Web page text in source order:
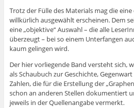
Trotz der Fülle des Materials mag die
willkürlich ausgewählt erscheinen. Dem
eine „objektive“ Auswahl – die alle
überzeugt – bei so einem Unterfangen
kaum gelingen wird.
Der hier vorliegende Band versteht sich,
als Schaubuch zur Geschichte,
Zahlen, die für die Erstellung der
schon an anderen Stellen dokumentiert
jeweils in der Quellenangabe vermerkt.